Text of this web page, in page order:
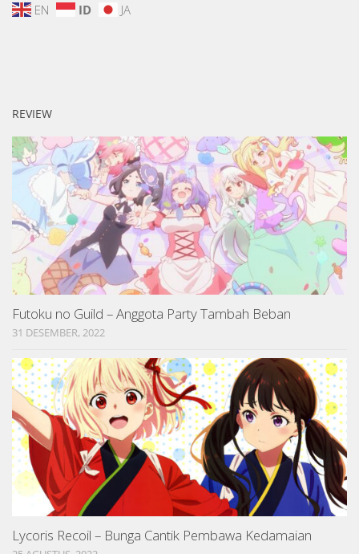
EN ID JA
REVIEW
Futoku no Guild – Anggota Party Tambah Beban
31 DESEMBER, 2022
Lycoris Recoil – Bunga Cantik Pembawa Kedamaian